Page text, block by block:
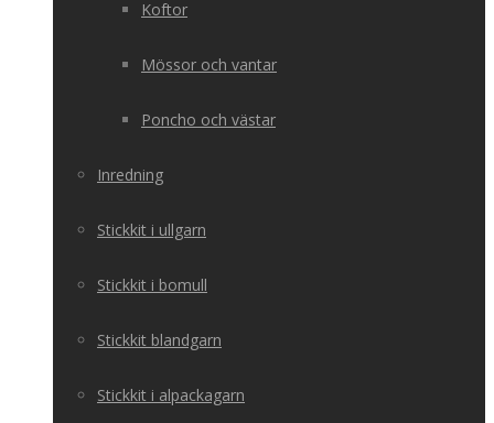
Koftor
Mössor och vantar
Poncho och västar
Inredning
Stickkit i ullgarn
Stickkit i bomull
Stickkit blandgarn
Stickkit i alpackagarn